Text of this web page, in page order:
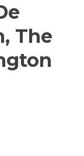
The